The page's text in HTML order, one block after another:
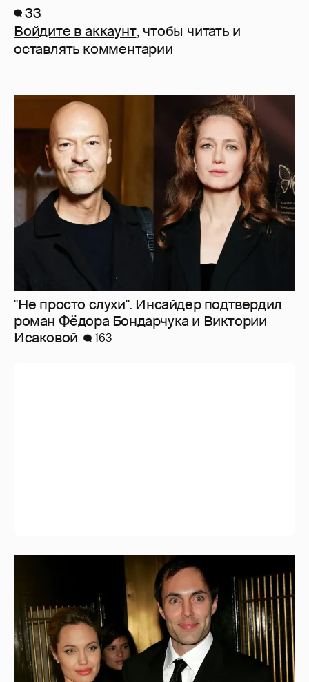
33
Войдите в аккаунт, чтобы читать и
оставлять комментарии
"Не просто слухи". Инсайдер подтвердил
роман Фёдора Бондарчука и Виктории
Исаковой
163